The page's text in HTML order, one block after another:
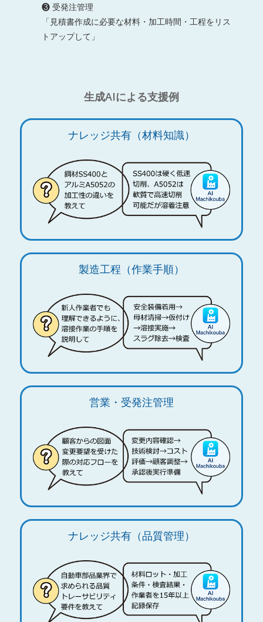
❸ 受発注管理
「見積書作成に必要な材料・加工時間・工程をリス
トアップして」
生成AIによる支援例
ナレッジ共有（材料知識）
製造工程（作業手順）
営業・受発注管理
ナレッジ共有（品質管理）